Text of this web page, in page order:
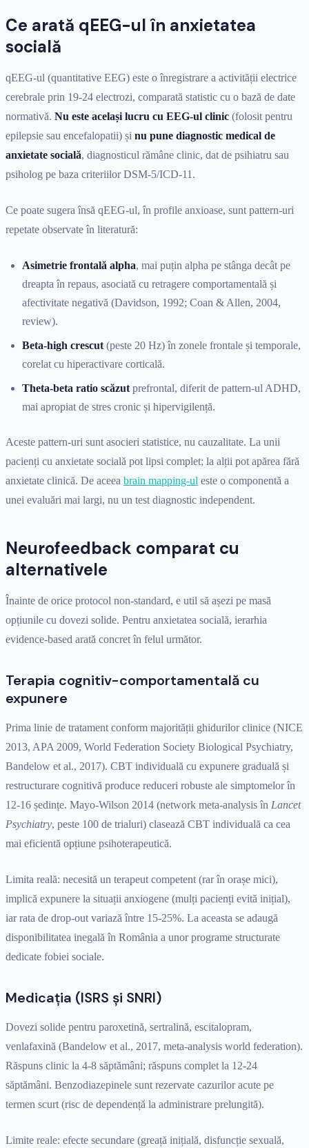
Ce arată qEEG-ul în anxietatea
socială
qEEG-ul (quantitative EEG) este o înregistrare a activității electrice
cerebrale prin 19-24 electrozi, comparată statistic cu o bază de date
normativă. Nu este același lucru cu EEG-ul clinic (folosit pentru
epilepsie sau encefalopatii) și nu pune diagnostic medical de
anxietate socială, diagnosticul rămâne clinic, dat de psihiatru sau
psiholog pe baza criteriilor DSM-5/ICD-11.
Ce poate sugera însă qEEG-ul, în profile anxioase, sunt pattern-uri
repetate observate în literatură:
Asimetrie frontală alpha, mai puțin alpha pe stânga decât pe
dreapta în repaus, asociată cu retragere comportamentală și
afectivitate negativă (Davidson, 1992; Coan & Allen, 2004,
review).
Beta-high crescut (peste 20 Hz) în zonele frontale și temporale,
corelat cu hiperactivare corticală.
Theta-beta ratio scăzut prefrontal, diferit de pattern-ul ADHD,
mai apropiat de stres cronic și hipervigilență.
Aceste pattern-uri sunt asocieri statistice, nu cauzalitate. La unii
pacienți cu anxietate socială pot lipsi complet; la alții pot apărea fără
anxietate clinică. De aceea brain mapping-ul este o componentă a
unei evaluări mai largi, nu un test diagnostic independent.
Neurofeedback comparat cu
alternativele
Înainte de orice protocol non-standard, e util să așezi pe masă
opțiunile cu dovezi solide. Pentru anxietatea socială, ierarhia
evidence-based arată concret în felul următor.
Terapia cognitiv-comportamentală cu
expunere
Prima linie de tratament conform majorității ghidurilor clinice (NICE
2013, APA 2009, World Federation Society Biological Psychiatry,
Bandelow et al., 2017). CBT individuală cu expunere graduală și
restructurare cognitivă produce reduceri robuste ale simptomelor în
12-16 ședințe. Mayo-Wilson 2014 (network meta-analysis în Lancet
Psychiatry, peste 100 de trialuri) clasează CBT individuală ca cea
mai eficientă opțiune psihoterapeutică.
Limita reală: necesită un terapeut competent (rar în orașe mici),
implică expunere la situații anxiogene (mulți pacienți evită inițial),
iar rata de drop-out variază între 15-25%. La aceasta se adaugă
disponibilitatea inegală în România a unor programe structurate
dedicate fobiei sociale.
Medicația (ISRS și SNRI)
Dovezi solide pentru paroxetină, sertralină, escitalopram,
venlafaxină (Bandelow et al., 2017, meta-analysis world federation).
Răspuns clinic la 4-8 săptămâni; răspuns complet la 12-24
săptămâni. Benzodiazepinele sunt rezervate cazurilor acute pe
termen scurt (risc de dependență la administrare prelungită).
Limite reale: efecte secundare (greață inițială, disfuncție sexuală,